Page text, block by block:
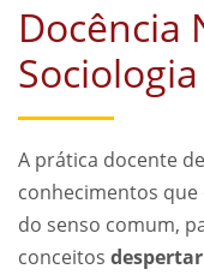
Docência
Sociologia
A prática docente
conhecimentos
do senso comum,
conceitos